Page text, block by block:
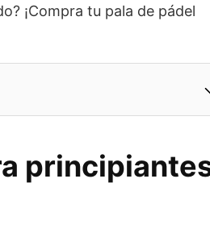
¡Compra tu pala de pádel